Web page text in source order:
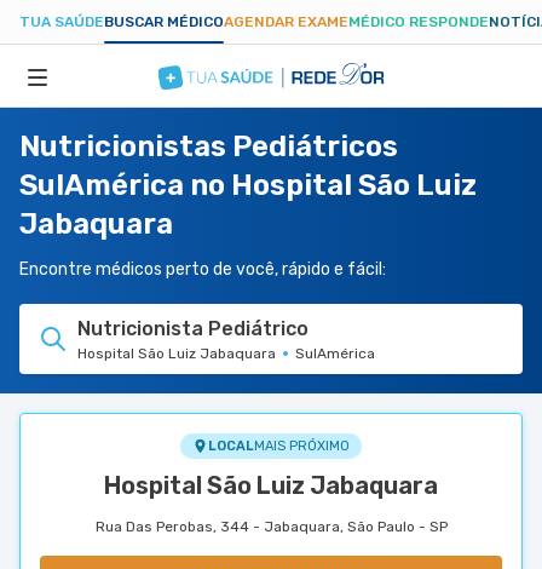
TUA SAÚDEBUSCAR MÉDICOAGENDAR EXAMEMÉDICO RESPONDE
ESPECIALIDADES
HOSPITAIS
TUASAUDE.COM
Nutricionistas Pediátricos
SulAmérica no Hospital São Luiz
Jabaquara
Encontre médicos perto de você, rápido e fácil:
Nutricionista Pediátrico
Hospital São Luiz Jabaquara SulAmérica
LOCALMAIS PRÓXIMO
Hospital São Luiz Jabaquara
Rua Das Perobas, 344 - Jabaquara, São Paulo - SP